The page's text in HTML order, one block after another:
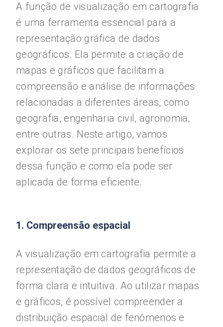
A função de visualização em cartografia
é uma ferramenta essencial para a
representação gráfica de dados
geográficos. Ela permite a criação de
mapas e gráficos que facilitam a
compreensão e análise de informações
relacionadas a diferentes áreas, como
geografia, engenharia civil, agronomia,
entre outras. Neste artigo, vamos
explorar os sete principais benefícios
dessa função e como ela pode ser
aplicada de forma eficiente.
1. Compreensão espacial
A visualização em cartografia permite a
representação de dados geográficos de
forma clara e intuitiva. Ao utilizar mapas
e gráficos, é possível compreender a
distribuição espacial de fenômenos e